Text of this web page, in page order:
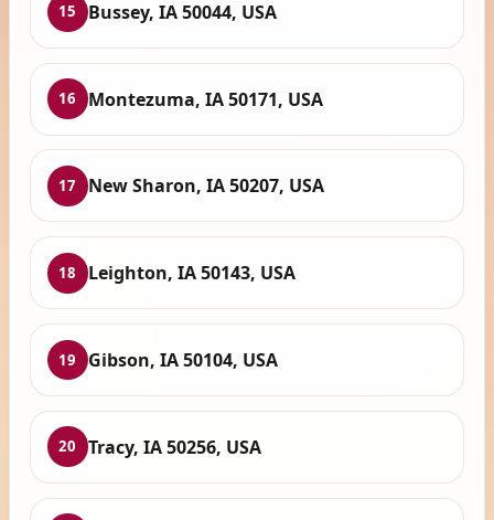
15 Bussey, IA 50044, USA
16 Montezuma, IA 50171, USA
17 New Sharon, IA 50207, USA
18 Leighton, IA 50143, USA
19 Gibson, IA 50104, USA
20 Tracy, IA 50256, USA